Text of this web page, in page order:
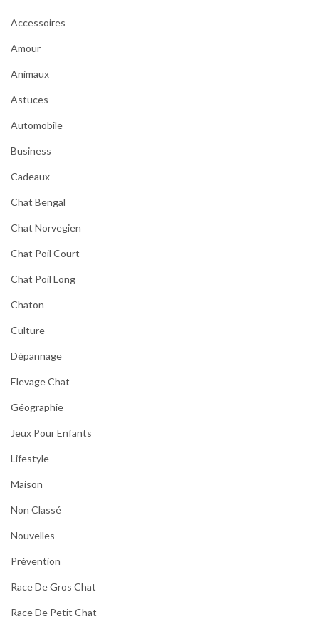
Accessoires
Amour
Animaux
Astuces
Automobile
Business
Cadeaux
Chat Bengal
Chat Norvegien
Chat Poil Court
Chat Poil Long
Chaton
Culture
Dépannage
Elevage Chat
Géographie
Jeux Pour Enfants
Lifestyle
Maison
Non Classé
Nouvelles
Prévention
Race De Gros Chat
Race De Petit Chat